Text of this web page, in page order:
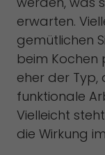
erwarten.
gemütlichen
beim Kochen
eher der Typ,
funktionale
Vielleicht
die Wirkung